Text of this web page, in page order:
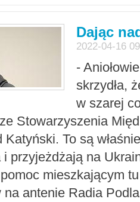
Dając
2022-04-16
-
skrzydła,
w szarej
Stowarzyszenia
To są
i przyjeżdżają na
mieszkającym
na antenie Radia